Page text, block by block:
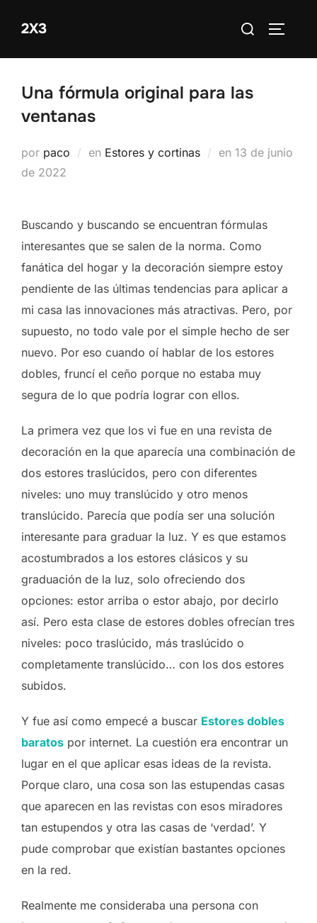
2X3 Buscar:
Una fórmula original para las
ventanas
por paco en Estores y cortinas en Publicado
13 de junio
de 2022
Buscando y buscando se encuentran fórmulas
interesantes que se salen de la norma. Como
fanática del hogar y la decoración siempre estoy
pendiente de las últimas tendencias para aplicar a
mi casa las innovaciones más atractivas. Pero, por
supuesto, no todo vale por el simple hecho de ser
nuevo. Por eso cuando oí hablar de los estores
dobles, fruncí el ceño porque no estaba muy
segura de lo que podría lograr con ellos.
La primera vez que los vi fue en una revista de
decoración en la que aparecía una combinación de
dos estores traslúcidos, pero con diferentes
niveles: uno muy translúcido y otro menos
translúcido. Parecía que podía ser una solución
interesante para graduar la luz. Y es que estamos
acostumbrados a los estores clásicos y su
graduación de la luz, solo ofreciendo dos
opciones: estor arriba o estor abajo, por decirlo
así. Pero esta clase de estores dobles ofrecían tres
niveles: poco traslúcido, más traslúcido o
completamente translúcido… con los dos estores
subidos.
Y fue así como empecé a buscar Estores dobles
baratos por internet. La cuestión era encontrar un
lugar en el que aplicar esas ideas de la revista.
Porque claro, una cosa son las estupendas casas
que aparecen en las revistas con esos miradores
tan estupendos y otra las casas de ‘verdad’. Y
pude comprobar que existían bastantes opciones
en la red.
Realmente me consideraba una persona con